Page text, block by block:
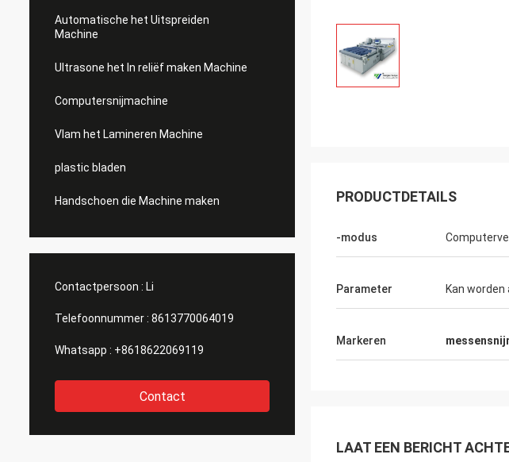
Automatische het Uitspreiden
Machine
Ultrasone het In reliëf maken Machine
Computersnijmachine
Vlam het Lamineren Machine
plastic bladen
Handschoen die Machine maken
Contactpersoon : Li
Telefoonnummer : 8613770064019
Whatsapp : +8618622069119
Contact
PRODUCTDETAILS
-modus
Parameter Kan
Markeren
LAAT EEN BERICHT